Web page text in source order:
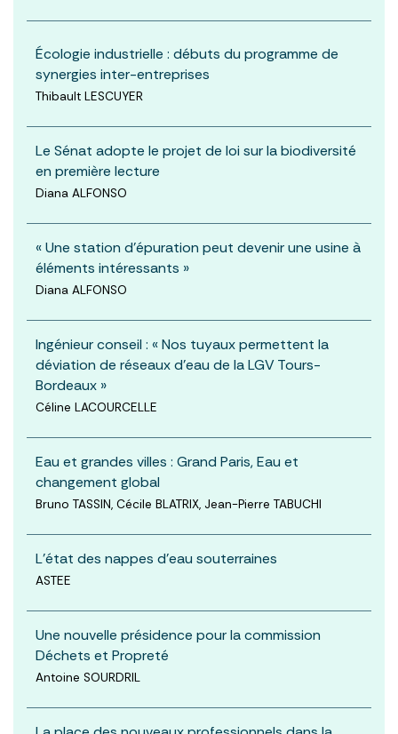
Écologie industrielle : débuts du programme de
synergies inter-entreprises
Thibault LESCUYER
Le Sénat adopte le projet de loi sur la biodiversité
en première lecture
Diana ALFONSO
« Une station d’épuration peut devenir une usine à
éléments intéressants »
Diana ALFONSO
Ingénieur conseil : « Nos tuyaux permettent la
déviation de réseaux d’eau de la LGV Tours-
Bordeaux »
Céline LACOURCELLE
Eau et grandes villes : Grand Paris, Eau et
changement global
Bruno TASSIN, Cécile BLATRIX, Jean-Pierre TABUCHI
L'état des nappes d'eau souterraines
ASTEE
Une nouvelle présidence pour la commission
Déchets et Propreté
Antoine SOURDRIL